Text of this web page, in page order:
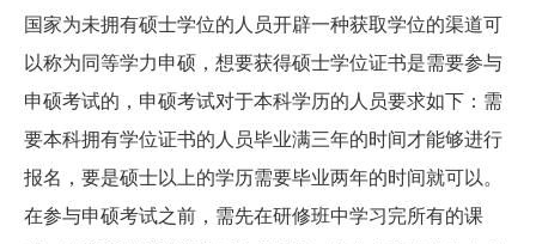
国家为未拥有硕士学位的人员开辟一种获取学位的渠道可
以称为同等学力申硕，想要获得硕士学位证书是需要参与
申硕考试的，申硕考试对于本科学历的人员要求如下：需
要本科拥有学位证书的人员毕业满三年的时间才能够进行
报名，要是硕士以上的学历需要毕业两年的时间就可以。
在参与申硕考试之前，需先在研修班中学习完所有的课